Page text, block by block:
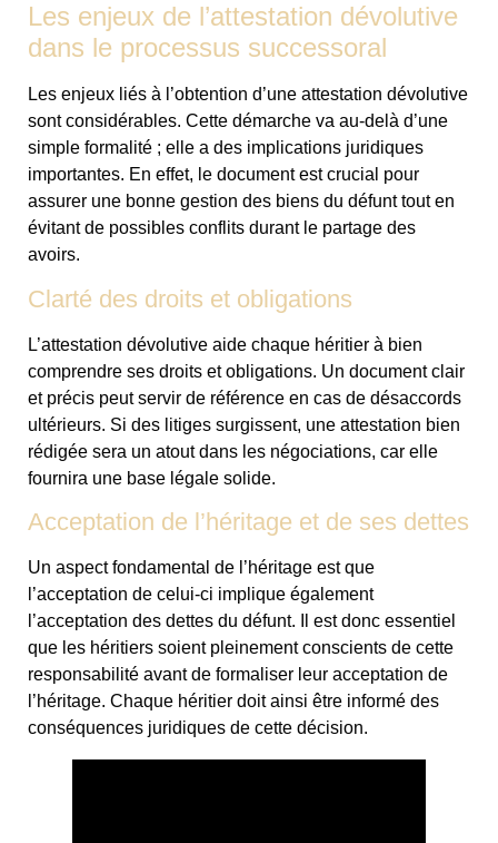
Les enjeux de l’attestation dévolutive
dans le processus successoral
Les enjeux liés à l’obtention d’une attestation dévolutive
sont considérables. Cette démarche va au-delà d’une
simple formalité ; elle a des implications juridiques
importantes. En effet, le document est crucial pour
assurer une bonne gestion des biens du défunt tout en
évitant de possibles conflits durant le partage des
avoirs.
Clarté des droits et obligations
L’attestation dévolutive aide chaque héritier à bien
comprendre ses droits et obligations. Un document clair
et précis peut servir de référence en cas de désaccords
ultérieurs. Si des litiges surgissent, une attestation bien
rédigée sera un atout dans les négociations, car elle
fournira une base légale solide.
Acceptation de l’héritage et de ses dettes
Un aspect fondamental de l’héritage est que
l’acceptation de celui-ci implique également
l’acceptation des dettes du défunt. Il est donc essentiel
que les héritiers soient pleinement conscients de cette
responsabilité avant de formaliser leur acceptation de
l’héritage. Chaque héritier doit ainsi être informé des
conséquences juridiques de cette décision.